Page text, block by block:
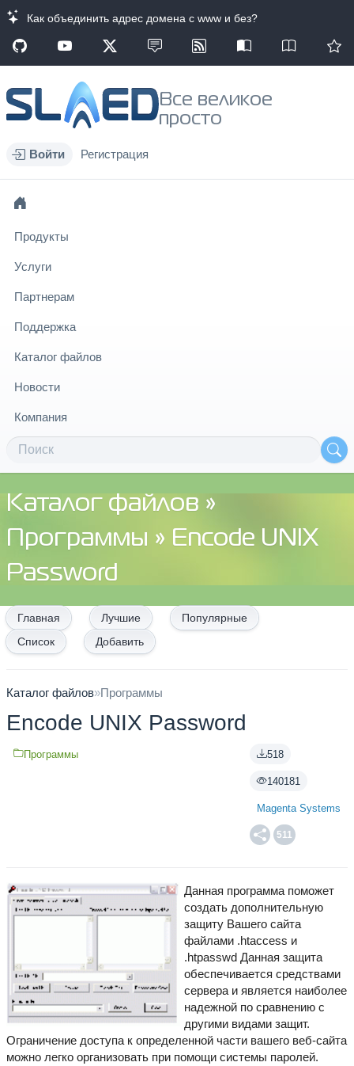
Как объединить адрес домена с www и без?
Все великое
просто
Войти Регистрация
Продукты
Услуги
Партнерам
Поддержка
Каталог файлов
Новости
Компания
Каталог файлов »
Программы » Encode UNIX
Password
Главная Лучшие
Популярные
Список
Добавить
Каталог файлов»Программы
Encode UNIX Password
518
140181
Magenta Systems
511
Программы
Данная программа поможет
создать дополнительную
защиту Вашего сайта
файлами .htaccess и
.htpasswd Данная защита
обеспечивается средствами
сервера и является наиболее
надежной по сравнению с
другими видами защит.
Ограничение доступа к определенной части вашего веб-сайта
можно легко организовать при помощи системы паролей.